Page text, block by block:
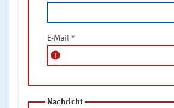
E-Mail *
error
Nachricht